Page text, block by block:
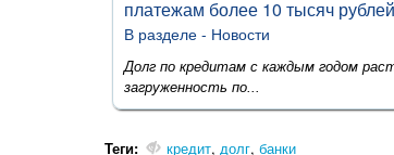
платежам более 10 тысяч рублей
В разделе - Новости
Долг по кредитам с каждым годом
загруженность по...
Теги: кредит, долг, банки